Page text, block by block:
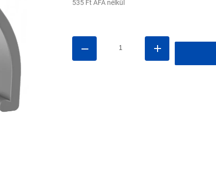
535 Ft ÁFA nélkül